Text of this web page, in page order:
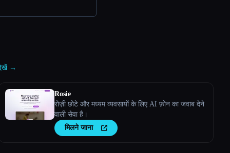
देखें →
Rosie
रोज़ी छोटे और मध्यम व्यवसायों के लिए AI फ़ोन का जवाब देने
वाली सेवा है।
मिलने जाना